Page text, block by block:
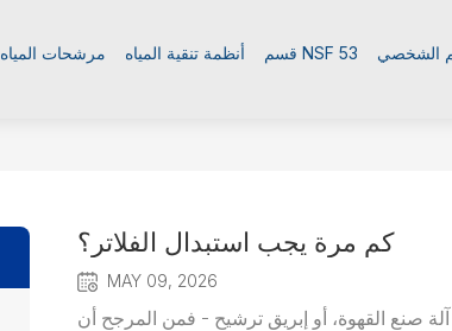
مرشحات المياه أنظمة تنقية المياه قسم NSF 53 الشخصي
كم مرة يجب استبدال الفلاتر؟
MAY 09, 2026
صنع القهوة، أو إبريق ترشيح - فمن المرجح أن